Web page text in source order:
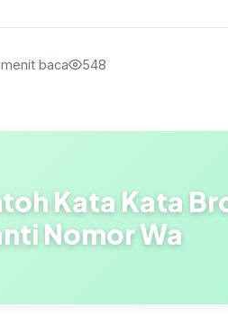
baca 548
Kata Kata
Nomor Wa